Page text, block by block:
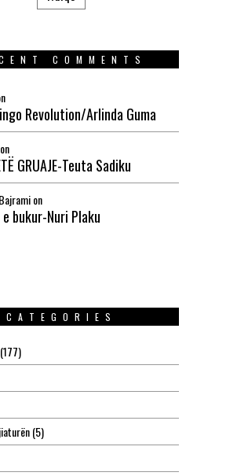
COMMENTS
Revolution/Arlinda Guma
on
GRUAJE-Teuta Sadiku
on
e bukur-Nuri Plaku
CATEGORIES
(177)
(5)